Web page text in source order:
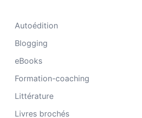
Autoédition
Blogging
eBooks
Formation-coaching
Littérature
Livres brochés